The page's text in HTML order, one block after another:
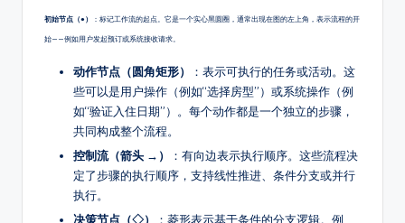
初始节点（●） ：标记工作流的起点。它是一个实心黑圆圈，通常出现在图的左上角，表示流程的开
始——例如用户发起预订或系统接收请求。
动作节点（圆角矩形）
：表示可执行的任务或活动。这
些可以是用户操作（例如“选择房型”）或系统操作（例
如“验证入住日期”）。每个动作都是一个独立的步骤，
共同构成整个流程。
控制流（箭头 →）
：有向边表示执行顺序。这些流程决
定了步骤的执行顺序，支持线性推进、条件分支或并行
执行。
决策节点（◇）
：菱形表示基于条件的分支逻辑。例